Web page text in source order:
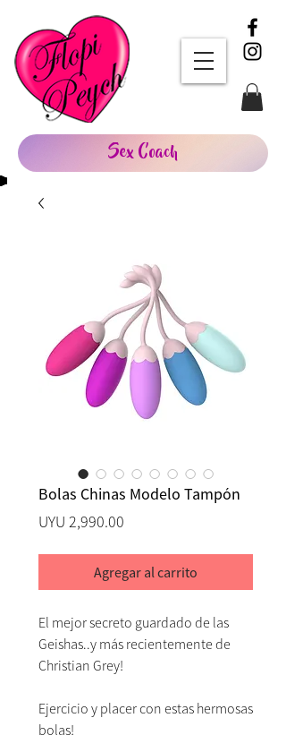
Sex Coach
Bolas Chinas Modelo Tampón
UYU 2,990.00
Agregar al carrito
El mejor secreto guardado de las
Geishas..y más recientemente de
Christian Grey!
Ejercicio y placer con estas hermosas
bolas!